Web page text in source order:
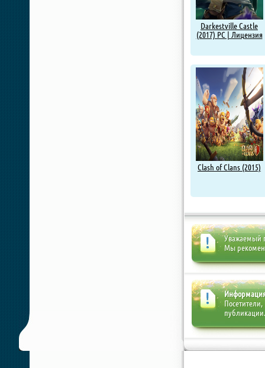
Darkestville Castle
(2017) PC | Лицензия
Clash of Clans (2015)
Уважаемый
Мы
публикации.